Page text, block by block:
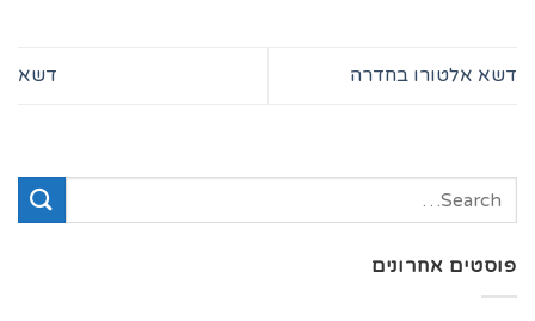
דשא אלטורו בחדרה דשא
פוסטים אחרונים